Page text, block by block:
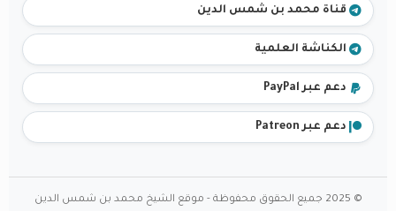
قناة محمد بن شمس الدين
الكناشة العلمية
دعم عبر PayPal
دعم عبر Patreon
© 2025 جميع الحقوق محفوظة - موقع الشيخ محمد بن شمس الدين